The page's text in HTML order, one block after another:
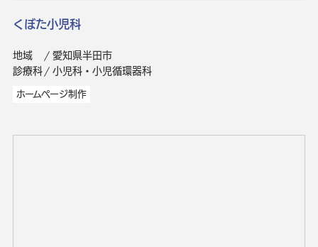
くぼた小児科
地域
愛知県半田市
診療科
小児科・小児循環器科
ホームページ制作